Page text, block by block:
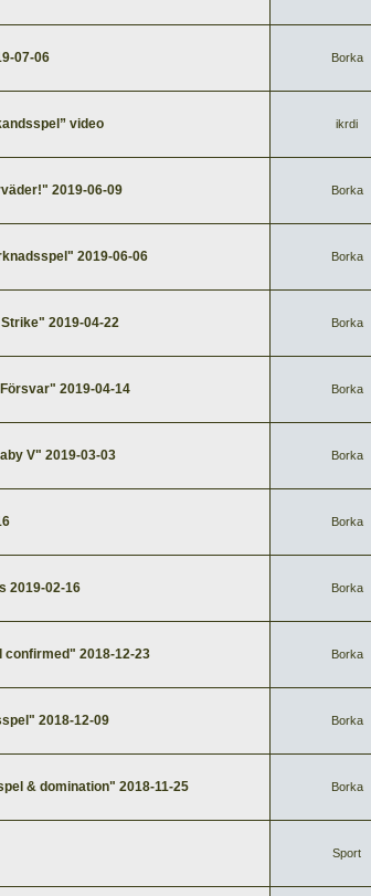
07-06 Borka
video ikrdi
2019-06-09 Borka
2019-06-06 Borka
2019-04-22 Borka
2019-04-14 Borka
V" 2019-03-03 Borka
Borka
2019-02-16 Borka
confirmed" 2018-12-23 Borka
2018-12-09 Borka
& domination" 2018-11-25 Borka
Sport